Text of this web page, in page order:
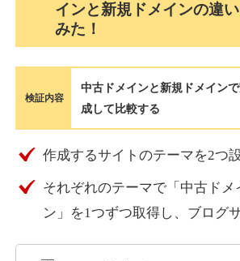
詳細を見る
ジャンル趣味
DA40 外部リンク数
3,300円 入札 3件
suka-jp.com
ジャンルその他
DA 40 外部リンク数2518 ドメイ
10,800円 入札 0件
インと新規ドメインの違
みた！
検証内容
中古ドメインと新規ドメイン
成して比較する
作成するサイトのテーマを2つ
それぞれのテーマで「中古ドメ
ン」を1つずつ取得し、ブログ